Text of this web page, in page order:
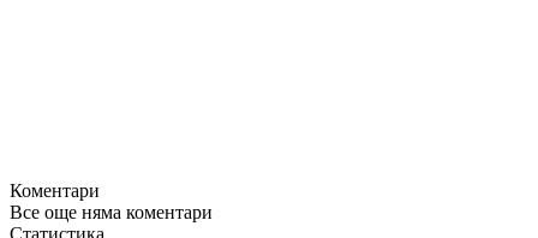
Коментари
Все още няма коментари
Статистика